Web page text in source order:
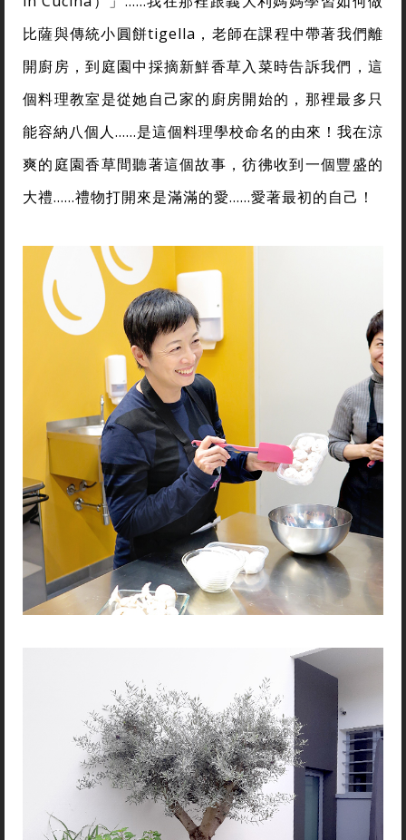
比薩與傳統小圓餅tigella，老師在課程中帶著我們離
開廚房，到庭園中採摘新鮮香草入菜時告訴我們，這
個料理教室是從她自己家的廚房開始的，那裡最多只
能容納八個人……是這個料理學校命名的由來！我在涼
爽的庭園香草間聽著這個故事，彷彿收到一個豐盛的
大禮……禮物打開來是滿滿的愛……愛著最初的自己！